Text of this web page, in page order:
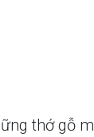
thớ gỗ